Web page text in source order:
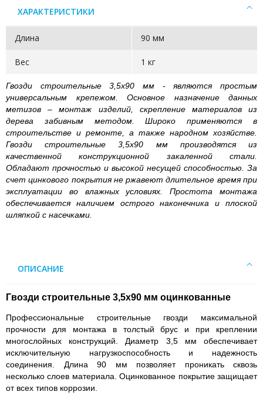
ХАРАКТЕРИСТИКИ
Длина 90 мм
Вес 1 кг
Гвозди строительные 3,5х90 мм - являются простым
универсальным крепежом. Основное назначение данных
метизов – монтаж изделий, скрепление материалов из
дерева забивным методом. Широко применяются в
строительстве и ремонте, а также народном хозяйстве.
Гвозди строительные 3,5х90 мм производятся из
качественной конструкционной закаленной стали.
Обладают прочностью и высокой несущей способностью. За
счет цинкового покрытия не ржавеют длительное время при
эксплуатации во влажных условиях. Простота монтажа
обеспечивается наличием острого наконечника и плоской
шляпкой с насечками.
ОПИСАНИЕ
Гвозди строительные 3,5х90 мм оцинкованные
Профессиональные строительные гвозди максимальной
прочности для монтажа в толстый брус и при креплении
многослойных конструкций. Диаметр 3,5 мм обеспечивает
исключительную нагрузкоспособность и надежность
соединения. Длина 90 мм позволяет проникать сквозь
несколько слоев материала. Оцинкованное покрытие защищает
от всех типов коррозии.